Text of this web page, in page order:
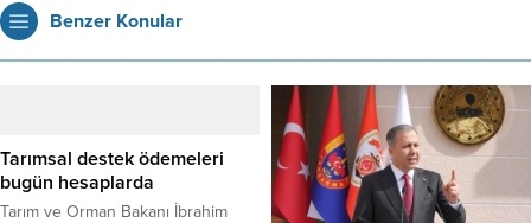
Benzer Konular
Tarımsal destek ödemeleri
bugün hesaplarda
Tarım ve Orman Bakanı İbrahim